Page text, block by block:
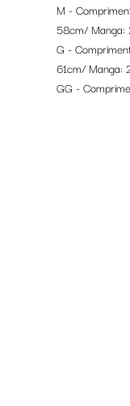
M -
58cm/ Manga:
G -
61cm/ Manga:
GG -